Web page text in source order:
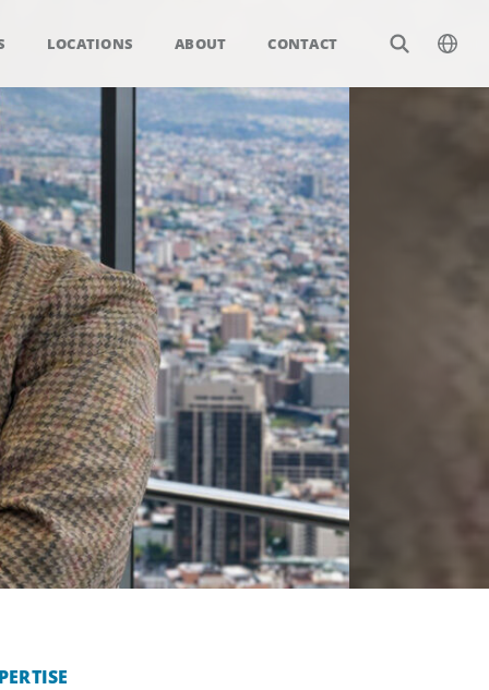
LOCATIONS ABOUT CONTACT